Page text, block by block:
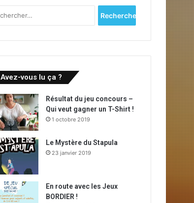
h
r
Avez-vous lu ça ?
Résultat du jeu concours –
Qui veut gagner un T-Shirt !
1 octobre 2019
Le Mystère du Stapula
23 janvier 2019
En route avec les Jeux
BORDIER !